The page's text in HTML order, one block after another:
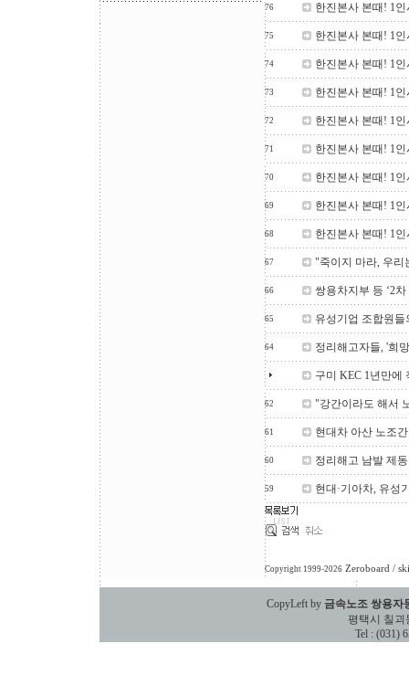
76 한진본사 본때! 1
75 한진본사 본때! 1
74 한진본사 본때! 1
73 한진본사 본때! 1
72 한진본사 본때! 1
71 한진본사 본때! 1
70 한진본사 본때! 1
69 한진본사 본때! 1
68 한진본사 본때! 1
67 "죽이지 마라, 우리
66 쌍용차지부 등 ‘2
65 유성기업 조합원들
64 정리해고자들, '희
구미 KEC 1년만에
62 "강간이라도 해서
61 현대차 아산 노조
60 정리해고 남발 제
59 현대·기아차, 유성
Copyright 1999-2026 Zeroboard /
CopyLeft by 금속노조 쌍용자
평택시 칠괴동
Tel : (031)